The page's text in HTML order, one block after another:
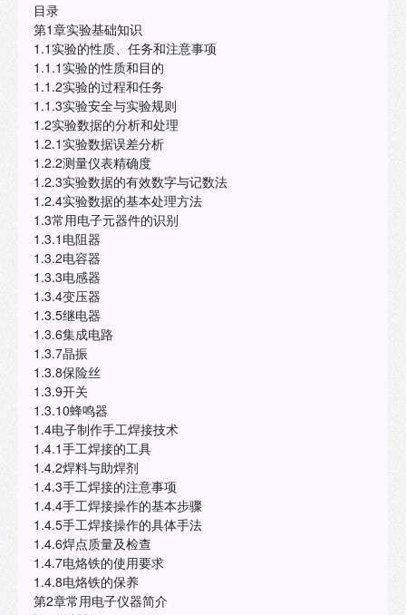
目录
第1章实验基础知识
1.1实验的性质、任务和注意事项
1.1.1实验的性质和目的
1.1.2实验的过程和任务
1.1.3实验安全与实验规则
1.2实验数据的分析和处理
1.2.1实验数据误差分析
1.2.2测量仪表精确度
1.2.3实验数据的有效数字与记数法
1.2.4实验数据的基本处理方法
1.3常用电子元器件的识别
1.3.1电阻器
1.3.2电容器
1.3.3电感器
1.3.4变压器
1.3.5继电器
1.3.6集成电路
1.3.7晶振
1.3.8保险丝
1.3.9开关
1.3.10蜂鸣器
1.4电子制作手工焊接技术
1.4.1手工焊接的工具
1.4.2焊料与助焊剂
1.4.3手工焊接的注意事项
1.4.4手工焊接操作的基本步骤
1.4.5手工焊接操作的具体手法
1.4.6焊点质量及检查
1.4.7电烙铁的使用要求
1.4.8电烙铁的保养
第2章常用电子仪器简介